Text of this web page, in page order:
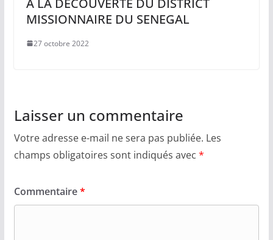
MISSIONNAIRE DU SENEGAL
27 octobre 2022
Laisser un commentaire
Votre adresse e-mail ne sera pas publiée. Les
champs obligatoires sont indiqués avec *
Commentaire*